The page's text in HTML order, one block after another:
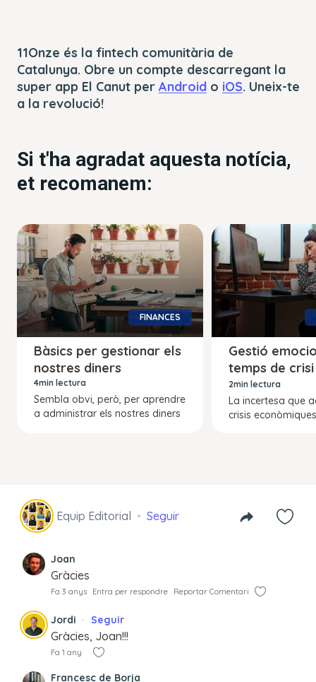
11Onze és la fintech comunitària de
Catalunya. Obre un compte descarregant la
super app El Canut per Android o iOS. Uneix-te
a la revolució!
Si t'ha agradat aquesta notícia,
et recomanem:
FINANCES
Bàsics per gestionar els
nostres diners
4min lectura
Sembla obvi, però, per aprendre
a administrar els nostres diners
Gestió
temps de crisi
econòmica
2min lectura
La incertesa que
crisis
Equip Editorial Seguir
Joan
Gràcies
Fa 3 anys Entra per respondre Reportar Comentari
Jordi Seguir
Gràcies, Joan!!!
Fa 1 any
Francesc de Borja